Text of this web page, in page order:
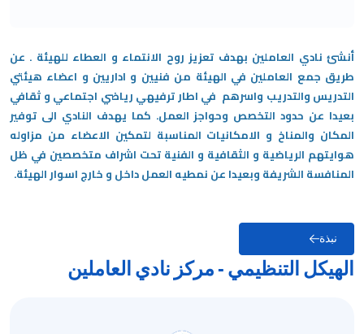
أنشئ نادي العاملين بهدف تعزيز روح الانتماء و العطاء للهيئة . عن
طريق جمع العاملين في الهيئة من فنيين و اداريين و اعضاء هيئتي
التدريس والتدريب واسرهم في اطار ترفيهي رياضي اجتماعي و ثقافي
بعيدا عن حدود التخصص وحواجز العمل. كما يهدف النادي الى توفير
المكان والمناخ و الامكانيات المناسبة لتمكين الاعضاء من مزاوله
هوايتهم الرياضية و الثقافية و الفنية تحت اشراف متخصصين في ظل
المنافسة الشريفة وبعيدا عن نمطيه العمل داخل و خارج اسوار الهيئة.​
نبذة
الهيكل التنظيمي - مركز نادي العاملين